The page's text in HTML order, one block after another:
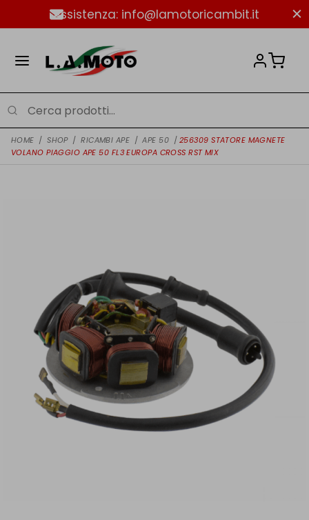
Assistenza: info@lamotoricambit.it
HOME / SHOP / RICAMBI APE / APE 50 /256309 STATORE MAGNETE
VOLANO PIAGGIO APE 50 FL3 EUROPA CROSS RST MIX